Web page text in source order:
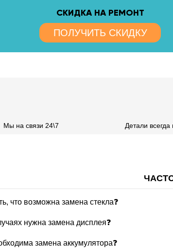
CКИДКА НА РЕМОНТ
ПОЛУЧИТЬ СКИДКУ
Мы на связи 24\7 Детали всегда
что возможна замена стекла❓
нужна замена дисплея❓
замена аккумулятора❓